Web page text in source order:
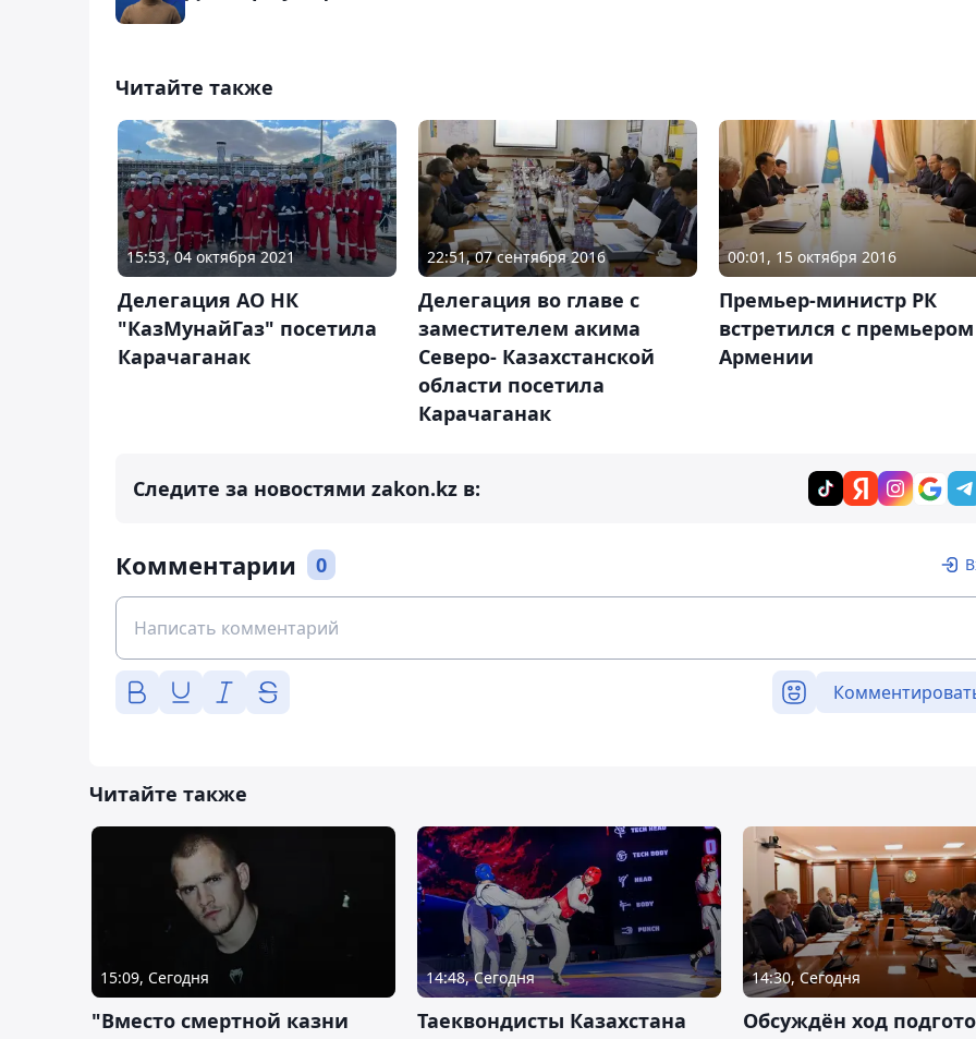
Читайте также
15:53, 04 октября 2021
Делегация АО НК
"КазМунайГаз" посетила
Карачаганак
22:51, 07 сентября 2016
Делегация во главе с
заместителем акима
Северо- Казахстанской
области посетила
Карачаганак
00:01, 15 октября 2016
Премьер-министр РК
встретился с премьером
Армении
Следите за новостями zakon.kz в:
Комментарии 0
Читайте также
15:09, Сегодня
"Вместо смертной казни
14:48, Сегодня
Таеквондисты Казахстана
14:30, Сегодня
Обсуждён ход